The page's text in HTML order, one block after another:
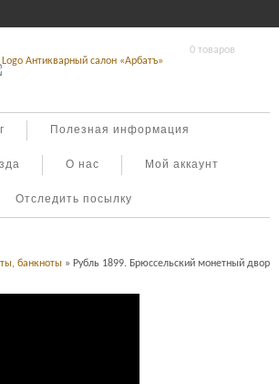
0 товаров
Полезная информация
О нас Мой аккаунт
Отследить посылку
банкноты » Рубль 1899. Брюссельский монетный двор